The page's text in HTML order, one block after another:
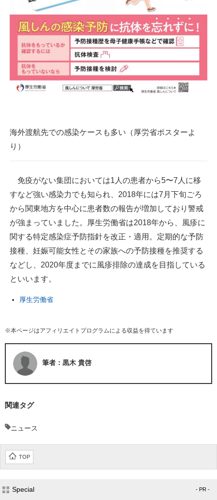
海外渡航先での感染ケースも多い（厚労省ポスターよ
り）
免疫がない集団においては1人の患者から5〜7人に移
すなど強い感染力でも知られ、2018年には7月下旬ごろ
から関東地方を中心に患者数の報告が増加しており警戒
が強まっていました。厚生労働省は2018年から、風疹に
関する特定感染症予防指針を改正・適用。定期的な予防
接種、妊娠可能女性とその家族への予防接種を推奨する
などし、2020年度までに風疹排除の達成を目指している
といいます。
厚生労働省
※本ページはアフィリエイトプログラムによる収益を得ています
筆者：黒木 貴啓
関連タグ
ニュース
TOP
Special - PR -